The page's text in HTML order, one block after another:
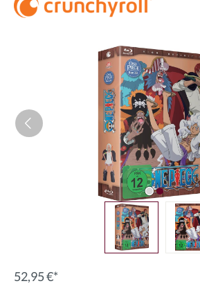
Bildergalerie überspringen
52,95 €*